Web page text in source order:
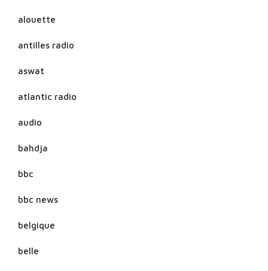
alouette
antilles radio
aswat
atlantic radio
audio
bahdja
bbc
bbc news
belgique
belle